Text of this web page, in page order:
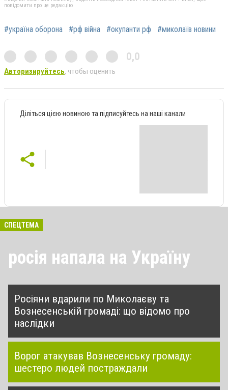
повідомити про це редакцію
#україна оборона #рф війна #окупанти рф #миколаїв новини
0,0
Авторизируйтесь, чтобы оценить
Діліться цією новиною та підписуйтесь на наші канали
СПЕЦТЕМА
росія напала на Україну
Росіяни вдарили по Миколаєву та
Вознесенській громаді: що відомо про
наслідки
Ворог атакував Вознесенську громаду:
шестеро людей постраждали